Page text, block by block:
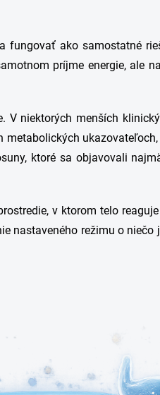
ako samostatné
príjme energie, ale
niektorých menších
ktoré sa objavovali
v ktorom telo
nastaveného režimu o